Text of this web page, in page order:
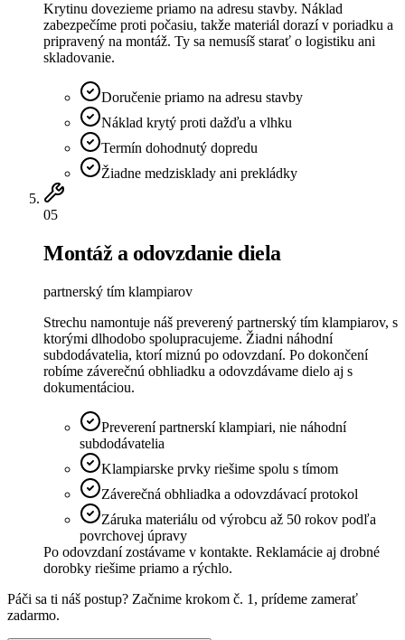
Krytinu dovezieme priamo na adresu stavby. Náklad
zabezpečíme proti počasiu, takže materiál dorazí v poriadku a
pripravený na montáž. Ty sa nemusíš starať o logistiku ani
skladovanie.
Doručenie priamo na adresu stavby
Náklad krytý proti dažďu a vlhku
Termín dohodnutý dopredu
Žiadne medzisklady ani prekládky
05
Montáž a odovzdanie diela
partnerský tím klampiarov
Strechu namontuje náš preverený partnerský tím klampiarov, s
ktorými dlhodobo spolupracujeme. Žiadni náhodní
subdodávatelia, ktorí miznú po odovzdaní. Po dokončení
robíme záverečnú obhliadku a odovzdávame dielo aj s
dokumentáciou.
Preverení partnerskí klampiari, nie náhodní
subdodávatelia
Klampiarske prvky riešime spolu s tímom
Záverečná obhliadka a odovzdávací protokol
Záruka materiálu od výrobcu až 50 rokov podľa
povrchovej úpravy
Po odovzdaní zostávame v kontakte. Reklamácie aj drobné
dorobky riešime priamo a rýchlo.
Páči sa ti náš postup? Začnime krokom č. 1, prídeme zamerať
zadarmo.